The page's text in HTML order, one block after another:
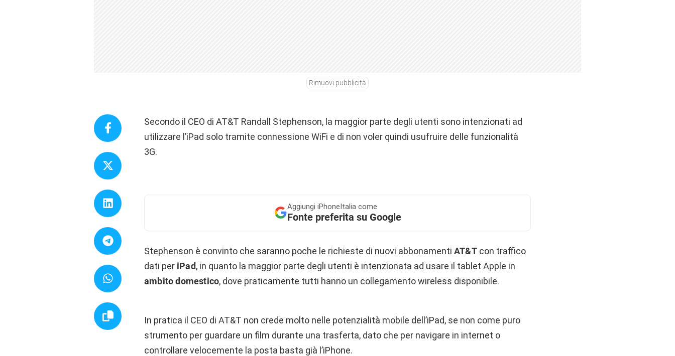
Rimuovi pubblicità
Secondo il CEO di AT&T Randall Stephenson, la maggior parte degli utenti sono intenzionati ad
utilizzare l’iPad solo tramite connessione WiFi e di non voler quindi usufruire delle funzionalità
3G.
Aggiungi iPhoneItalia come
Fonte preferita su Google
Stephenson è convinto che saranno poche le richieste di nuovi abbonamenti AT&Tcon traffico
dati per iPad, in quanto la maggior parte degli utenti è intenzionata ad usare il tablet Apple in
ambito domestico, dove praticamente tutti hanno un collegamento wireless disponibile.
In pratica il CEO di AT&T non crede molto nelle potenzialità mobile dell’iPad, se non come puro
strumento per guardare un film durante una trasferta, dato che per navigare in internet o
controllare velocemente la posta basta già l’iPhone.